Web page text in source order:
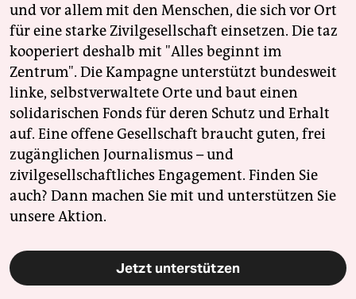
und vor allem mit den Menschen, die sich vor Ort
für eine starke Zivilgesellschaft einsetzen. Die taz
kooperiert deshalb mit "Alles beginnt im
Zentrum". Die Kampagne unterstützt bundesweit
linke, selbstverwaltete Orte und baut einen
solidarischen Fonds für deren Schutz und Erhalt
auf. Eine offene Gesellschaft braucht guten, frei
zugänglichen Journalismus – und
zivilgesellschaftliches Engagement. Finden Sie
auch? Dann machen Sie mit und unterstützen Sie
unsere Aktion.
Jetzt unterstützen